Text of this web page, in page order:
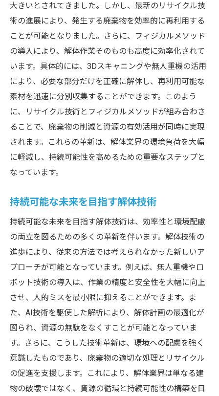
大きいとされてきました。しかし、最新のリサイクル技
術の進展により、発生する廃棄物を効率的に再利用する
ことが可能となりました。さらに、フィジカルメソッド
の導入により、解体作業そのものも高度に効率化されて
います。具体的には、3Dスキャニングや無人重機の活用
により、必要な部分だけを正確に解体し、再利用可能な
素材を迅速に分別収集することができます。このよう
に、リサイクル技術とフィジカルメソッドが組み合わさ
ることで、廃棄物の削減と資源の有効活用が同時に実現
されます。これらの革新は、解体業界の環境負荷を大幅
に軽減し、持続可能性を高めるための重要なステップと
なっています。
持続可能な未来を目指す解体技術
持続可能な未来を目指す解体技術は、効率性と環境配慮
の両立を図るための多くの革新を伴います。解体技術の
進歩により、従来の方法では考えられなかった新しいア
プローチが可能となっています。例えば、無人重機やロ
ボット技術の導入は、作業の精度と安全性を大幅に向上
させ、人的ミスを最小限に抑えることができます。ま
た、AI技術を駆使した解析により、解体計画の最適化が
図られ、資源の無駄をなくすことが可能となっていま
す。さらに、こうした技術革新は、環境への配慮を強く
意識したものであり、廃棄物の適切な処理とリサイクル
の促進を支援します。これにより、解体業界は単なる建
物の破壊ではなく、資源の循環と持続可能性の構築を目